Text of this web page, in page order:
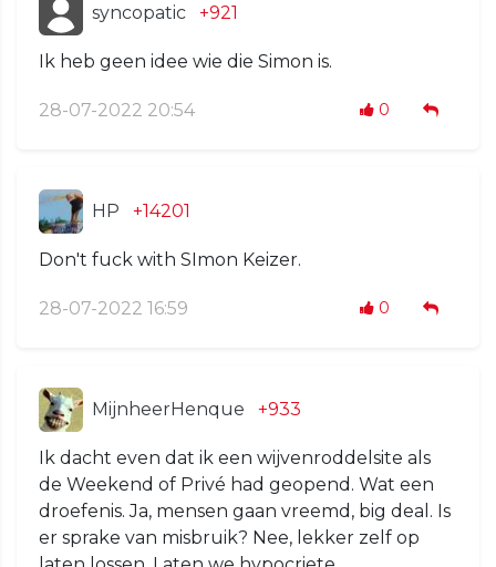
syncopatic +921
Ik heb geen idee wie die Simon is.
28-07-2022 20:54 0
HP +14201
Don't fuck with SImon Keizer.
28-07-2022 16:59 0
MijnheerHenque +933
Ik dacht even dat ik een wijvenroddelsite als
de Weekend of Privé had geopend. Wat een
droefenis. Ja, mensen gaan vreemd, big deal. Is
er sprake van misbruik? Nee, lekker zelf op